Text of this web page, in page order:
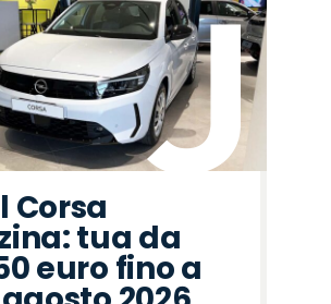
Corsa
tua da
euro fino a